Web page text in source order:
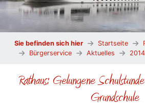
Sie befinden sich hier Startseite
Bürgerservice
Aktuelles 2014
Rathaus: Gelungene
Grundschule